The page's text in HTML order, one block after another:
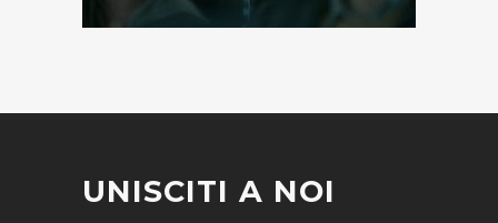
UNISCITI A NOI